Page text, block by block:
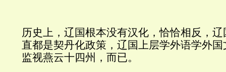
历史上，辽国根本没有汉化，恰恰相反，
直都是契丹化政策，辽国上层学外语学外
监视燕云十四州，而已。